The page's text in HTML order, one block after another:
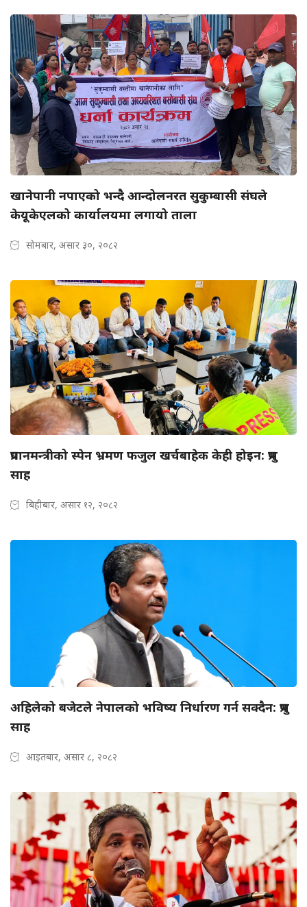
खानेपानी नपाएको भन्दै आन्दोलनरत सुकुम्बासी संघले
केयूकेएलको कार्यालयमा लगायो ताला
सोमबार, असार ३०, २०८२
प्रधानमन्त्रीको स्पेन भ्रमण फजुल खर्चबाहेक केही होइन: प्रभु
साह
बिहीबार, असार १२, २०८२
अहिलेको बजेटले नेपालको भविष्य निर्धारण गर्न सक्दैन: प्रभु
साह
आइतबार, असार ८, २०८२